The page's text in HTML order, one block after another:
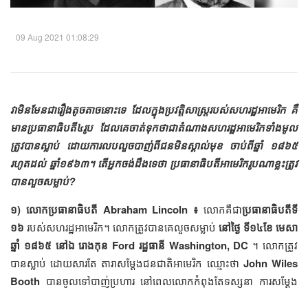
09 Aug 2021 01:08:29
វាមិនមែនជារឿងតូចតាចនោះទេ ដែលក្នុងប្រវត្តិសាស្ត្ររបស់សហរដ្ឋអាមេរិក គឺ
មានប្រធានាធិបតី៤រូប ដែលគេចាត់ទុកថាជាតំណាងសហរដ្ឋអាមេរិកទាំងមូល
ត្រូវបានស្លាប់ ដោយការលបលួចបាញ់ពីជនមិនស្គាល់មុខ ចាប់ពីឆ្នាំ ១៨៦៥
រហូតដល់ ឆ្នាំ១៩៦៣។ តើអ្នកចង់ដឹងទេថា ប្រធានាធិបតីអាមេរិករូបណាខ្លះត្រូវ
បានលួចសម្លាប់?
១) លោកប្រធានាធិបតី Abraham Lincoln ៖ លោកគឺជាប្រធានាធិបតីទី
១៦ របស់សហរដ្ឋអាមេរិក។ លោកត្រូវបានគេលួចសម្លាប់ នៅថ្ងៃ ទី១៤ខែ មេសា
ឆ្នាំ ១៨៦៥ នៅឯ រោងកុន Ford រដ្ឋធានី Washington, DC ។ លោកត្រូវ
បានស្លាប់ ដោយសារតែ តារាសម្ដែងជនជាតិអាមេរិក ឈ្មោះថា John Wiles
Booth បានចូលទៅបាញ់ប្រហារ នៅពេលលោកកំពុងតែទស្សនា ការសម្ដែង